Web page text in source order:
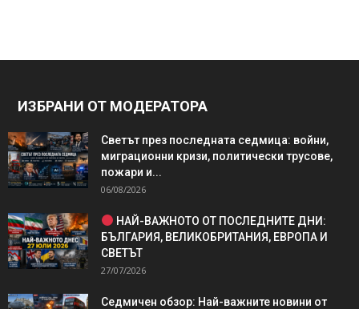
ИЗБРАНИ ОТ МОДЕРАТОРА
Светът през последната седмица: войни,
миграционни кризи, политически трусове,
пожари и...
06/08/2026
НАЙ-ВАЖНОТО ОТ ПОСЛЕДНИТЕ ДНИ:
БЪЛГАРИЯ, ВЕЛИКОБРИТАНИЯ, ЕВРОПА И
СВЕТЪТ
27/07/2026
Седмичен обзор: Най-важните новини от